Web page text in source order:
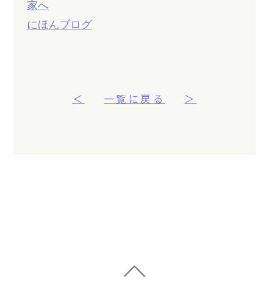
にほんブログ
＜ 一覧に戻る ＞